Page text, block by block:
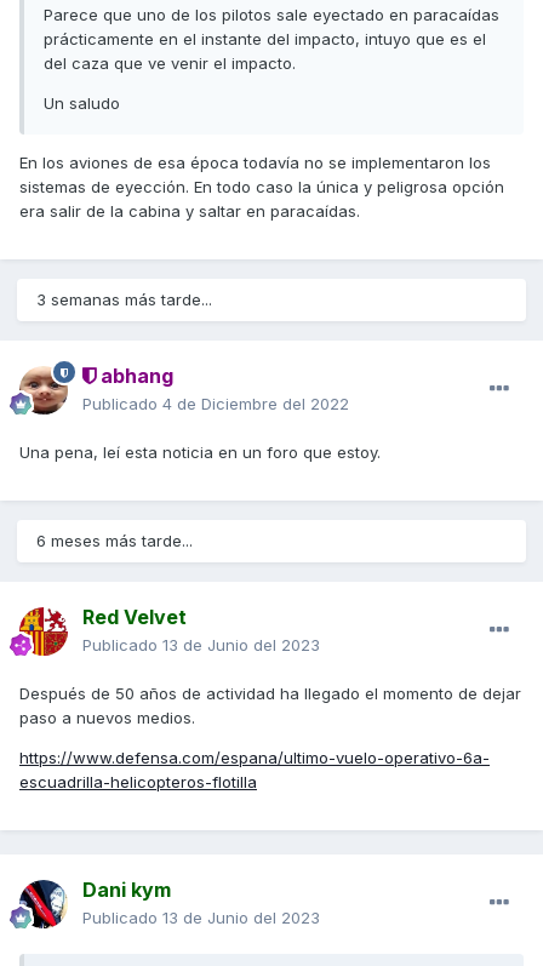
Parece que uno de los pilotos sale eyectado en paracaídas
prácticamente en el instante del impacto, intuyo que es el
del caza que ve venir el impacto.
Un saludo
En los aviones de esa época todavía no se implementaron los
sistemas de eyección. En todo caso la única y peligrosa opción
era salir de la cabina y saltar en paracaídas.
3 semanas más tarde...
abhang
Publicado 4 de Diciembre del 2022
Una pena, leí esta noticia en un foro que estoy.
6 meses más tarde...
Red Velvet
Publicado 13 de Junio del 2023
Después de 50 años de actividad ha llegado el momento de dejar
paso a nuevos medios.
https://www.defensa.com/espana/ultimo-vuelo-operativo-6a-
escuadrilla-helicopteros-flotilla
Dani kym
Publicado 13 de Junio del 2023